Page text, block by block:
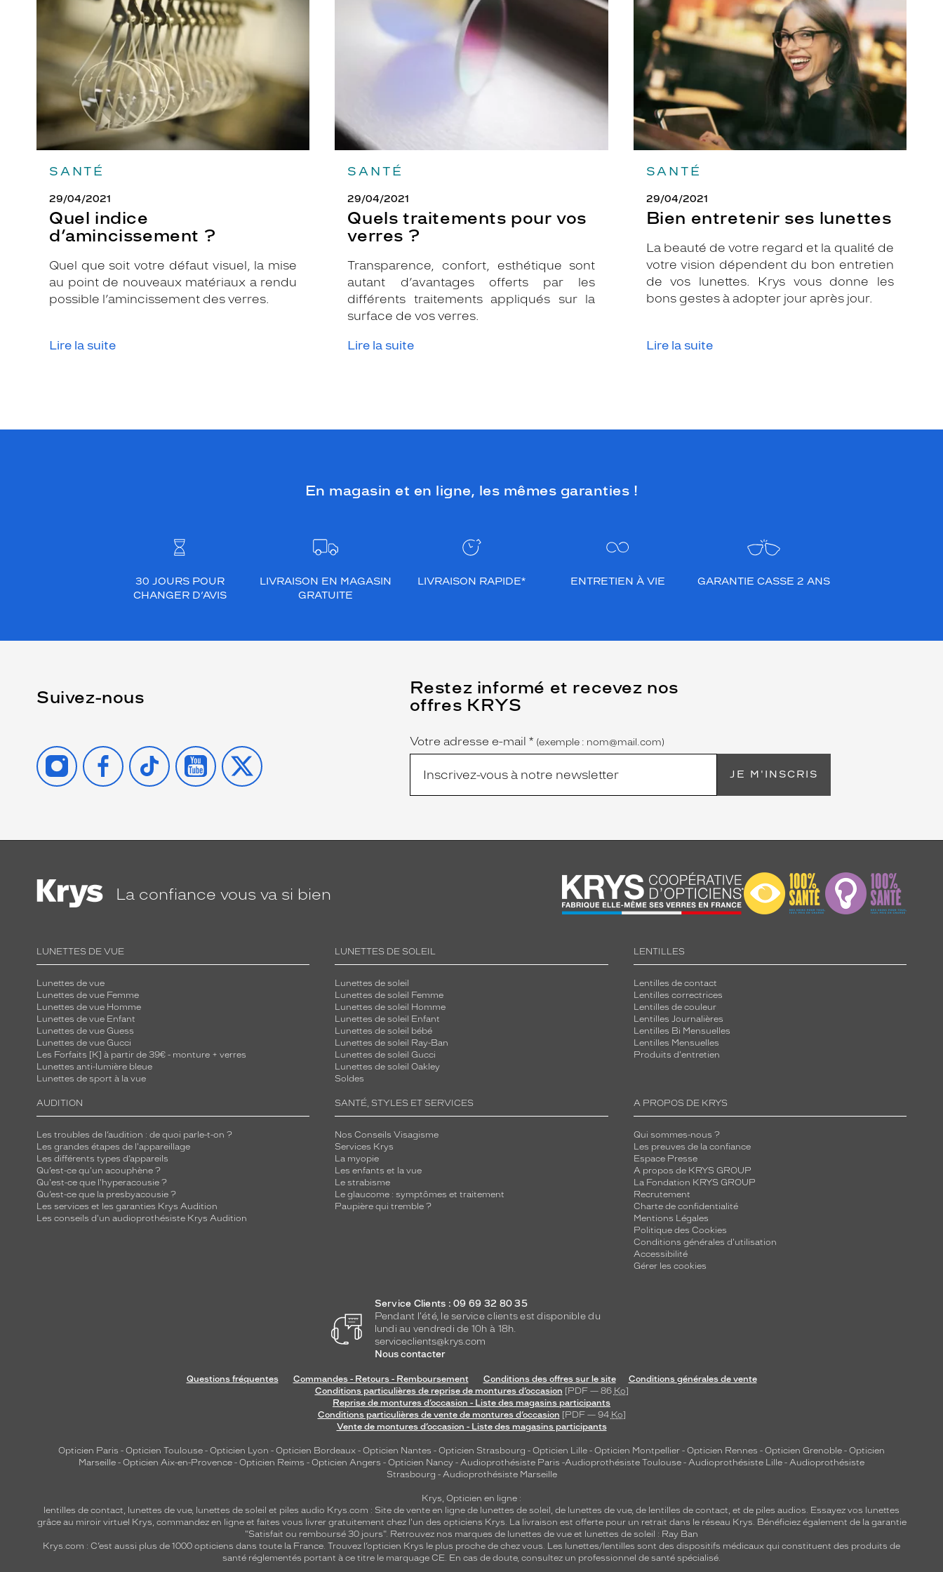
SANTÉ
29/04/2021
Quel indice
d’amincissement ?
Quel que soit votre défaut visuel, la mise
au point de nouveaux matériaux a rendu
possible l’amincissement des verres.
Lire la suite
SANTÉ
29/04/2021
Quels traitements pour vos
verres ?
Transparence, confort, esthétique sont
autant d’avantages offerts par les
différents traitements appliqués sur la
surface de vos verres.
Lire la suite
SANTÉ
29/04/2021
Bien entretenir ses lunettes
La beauté de votre regard et la qualité de
votre vision dépendent du bon entretien
de vos lunettes. Krys vous donne les
bons gestes à adopter jour après jour.
Lire la suite
lunettes
En magasin et en ligne, les mêmes garanties !
30 JOURS POUR
CHANGER D’AVIS
LIVRAISON EN MAGASIN
GRATUITE
LIVRAISON RAPIDE* ENTRETIEN À VIE GARANTIE CASSE 2 ANS
Suivez-nous
INSTAGRAMFACEBOOK
TIKTOK YOUTUBE
X
Restez informé et recevez nos
offres KRYS
Name
Votre adresse e-mail *
(Ce
champ
est
obligatoire)
(exemple : nom@mail.com)
JE M'INSCRIS
La confiance vous va si bien
LUNETTES DE VUE
Lunettes de vue
Lunettes de vue Femme
Lunettes de vue Homme
Lunettes de vue Enfant
Lunettes de vue Guess
Lunettes de vue Gucci
Les Forfaits [K] à partir de 39€ - monture + verres
Lunettes anti-lumière bleue
Lunettes de sport à la vue
LUNETTES DE SOLEIL
Lunettes de soleil
Lunettes de soleil Femme
Lunettes de soleil Homme
Lunettes de soleil Enfant
Lunettes de soleil bébé
Lunettes de soleil Ray-Ban
Lunettes de soleil Gucci
Lunettes de soleil Oakley
Soldes
LENTILLES
Lentilles de contact
Lentilles correctrices
Lentilles de couleur
Lentilles Journalières
Lentilles Bi Mensuelles
Lentilles Mensuelles
Produits d'entretien
AUDITION
Les troubles de l’audition : de quoi parle-t-on ?
Les grandes étapes de l'appareillage
Les différents types d’appareils
Qu’est-ce qu'un acouphène ?
Qu'est-ce que l'hyperacousie ?
Qu’est-ce que la presbyacousie ?
Les services et les garanties Krys Audition
Les conseils d'un audioprothésiste Krys Audition
SANTÉ, STYLES ET SERVICES
Nos Conseils Visagisme
Services Krys
La myopie
Les enfants et la vue
Le strabisme
Le glaucome : symptômes et traitement
Paupière qui tremble ?
A PROPOS DE KRYS
Qui sommes-nous ?
Les preuves de la confiance
Espace Presse
A propos de KRYS GROUP
La Fondation KRYS GROUP
Recrutement
Charte de confidentialité
Mentions Légales
Politique des Cookies
Conditions générales d'utilisation
Accessibilité
Gérer les cookies
Service Clients : 09 69 32 80 35
Pendant l'été, le service clients est disponible du
lundi au vendredi de 10h à 18h.
serviceclients@krys.com
Nous contacter
Questions fréquentes Commandes - Retours - Remboursement Conditions des offres sur le site
Conditions générales de vente
Conditions particulières de reprise de montures d’occasion [PDF — 86 Ko]
Reprise de montures d’occasion - Liste des magasins participants
Conditions particulières de vente de montures d’occasion [PDF — 94 Ko]
Vente de montures d’occasion - Liste des magasins participants
Opticien Paris - Opticien Toulouse - Opticien Lyon - Opticien Bordeaux - Opticien Nantes - Opticien Strasbourg - Opticien Lille - Opticien Montpellier - Opticien Rennes - Opticien Grenoble - Opticien
Marseille - Opticien Aix-en-Provence - Opticien Reims - Opticien Angers - Opticien Nancy - Audioprothésiste Paris -Audioprothésiste Toulouse - Audioprothésiste Lille - Audioprothésiste
Strasbourg - Audioprothésiste Marseille
Krys, Opticien en ligne :
lentilles de contact, lunettes de vue, lunettes de soleil et piles audio Krys.com : Site de vente en ligne de lunettes de soleil, de lunettes de vue, de lentilles de contact, et de piles audios. Essayez vos lunettes
grâce au miroir virtuel Krys, commandez en ligne et faites vous livrer gratuitement chez l'un des opticiens Krys. La livraison est offerte pour un retrait dans le réseau Krys. Bénéficiez également de la garantie
"Satisfait ou remboursé 30 jours". Retrouvez nos marques de lunettes de vue et lunettes de soleil : Ray Ban
Krys.com : C’est aussi plus de 1000 opticiens dans toute la France. Trouvez l’opticien Krys le plus proche de chez vous. Les lunettes/lentilles sont des dispositifs médicaux qui constituent des produits de
santé réglementés portant à ce titre le marquage CE. En cas de doute, consultez un professionnel de santé spécialisé.